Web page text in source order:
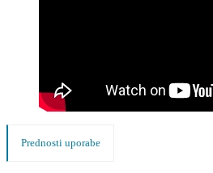
Prednosti uporabe